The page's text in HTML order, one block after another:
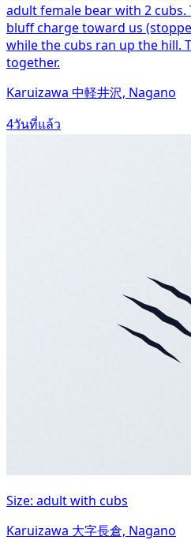
adult female bear with 2 cubs.
bluff charge toward us
while the cubs ran up the hill.
together.
Karuizawa 中軽井沢, Nagano
4วันที่แล้ว
Size: adult with cubs
Karuizawa 大字長倉, Nagano